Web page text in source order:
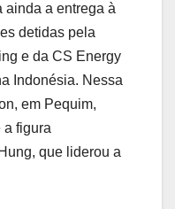
ainda a entrega à
detidas pela
e da CS Energy
Indonésia. Nessa
em Pequim,
a figura
que liderou a